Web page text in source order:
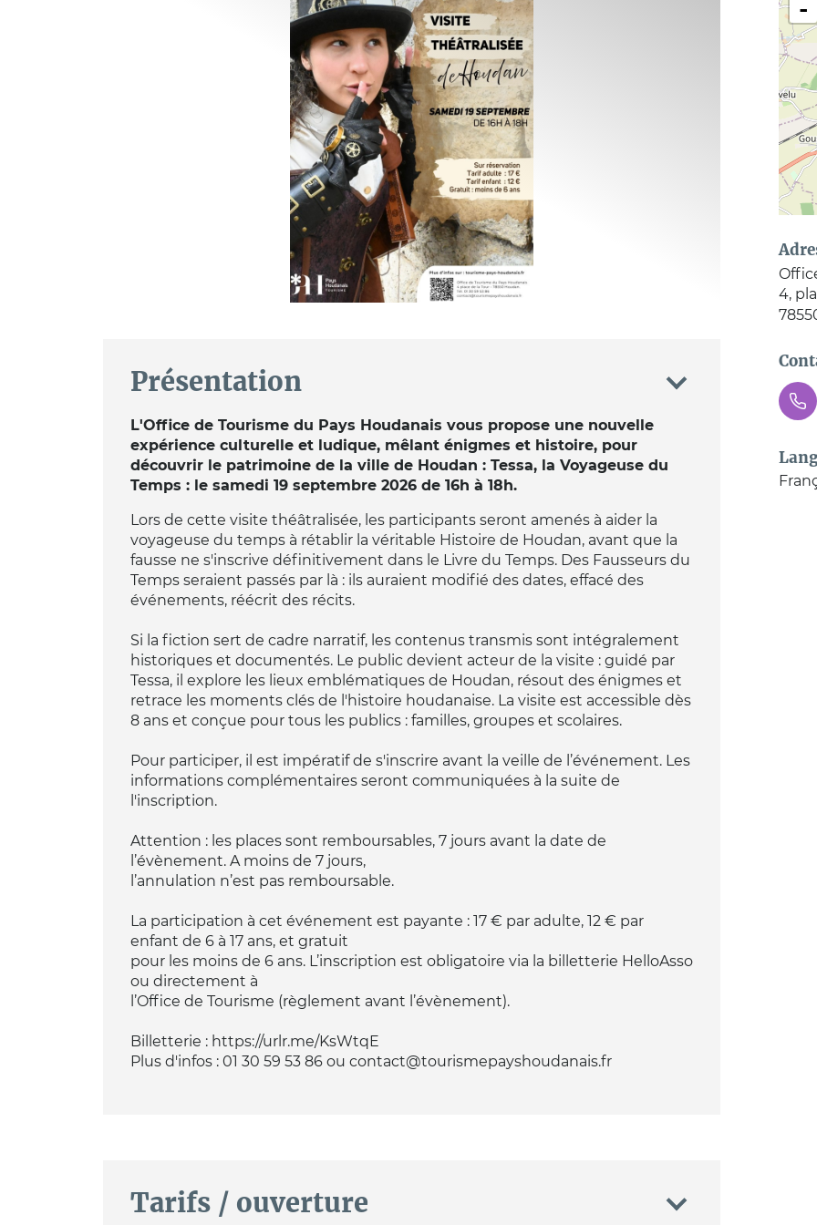
Présentation
L'Office de Tourisme du Pays Houdanais vous propose une nouvelle
expérience culturelle et ludique, mêlant énigmes et histoire, pour
découvrir le patrimoine de la ville de Houdan : Tessa, la Voyageuse du
Temps : le samedi 19 septembre 2026 de 16h à 18h.
Lors de cette visite théâtralisée, les participants seront amenés à aider la
voyageuse du temps à rétablir la véritable Histoire de Houdan, avant que la
fausse ne s'inscrive définitivement dans le Livre du Temps. Des Fausseurs du
Temps seraient passés par là : ils auraient modifié des dates, effacé des
événements, réécrit des récits.
Si la fiction sert de cadre narratif, les contenus transmis sont intégralement
historiques et documentés. Le public devient acteur de la visite : guidé par
Tessa, il explore les lieux emblématiques de Houdan, résout des énigmes et
retrace les moments clés de l'histoire houdanaise. La visite est accessible dès
8 ans et conçue pour tous les publics : familles, groupes et scolaires.
Pour participer, il est impératif de s'inscrire avant la veille de l’événement. Les
informations complémentaires seront communiquées à la suite de
l'inscription.
Attention : les places sont remboursables, 7 jours avant la date de
l’évènement. A moins de 7 jours,
l’annulation n’est pas remboursable.
La participation à cet événement est payante : 17 € par adulte, 12 € par
enfant de 6 à 17 ans, et gratuit
pour les moins de 6 ans. L’inscription est obligatoire via la billetterie HelloAsso
ou directement à
l’Office de Tourisme (règlement avant l’évènement).
Billetterie : https://urlr.me/KsWtqE
Plus d'infos : 01 30 59 53 86 ou contact@tourismepayshoudanais.fr
Tarifs / ouverture
-
4,